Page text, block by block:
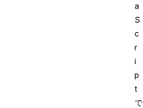
a
S
c
r
i
p
t
で